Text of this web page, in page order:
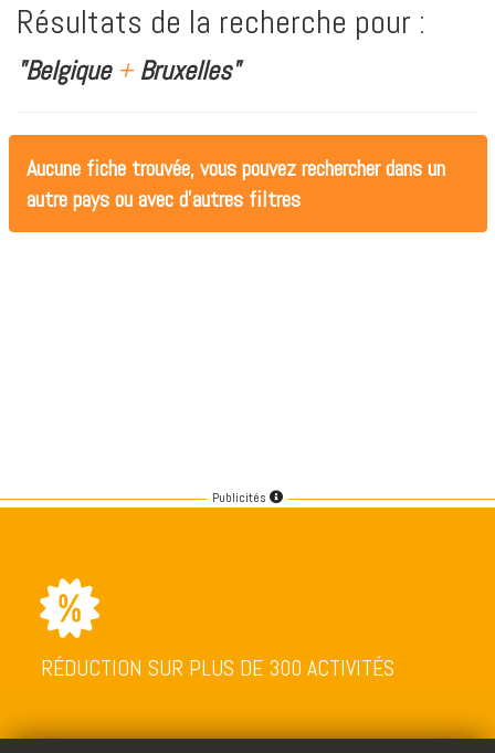
Résultats de la recherche pour :
"Belgique +Bruxelles"
Aucune fiche trouvée, vous pouvez rechercher dans un
autre pays ou avec d'autres filtres
Publicités
RÉDUCTION SUR PLUS DE 300 ACTIVITÉS